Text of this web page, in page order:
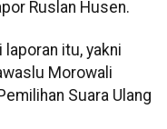
Ruslan Husen.
itu, yakni
Morowali
Suara Ulang